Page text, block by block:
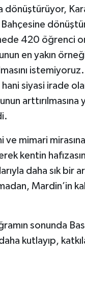
420 öğrenci
en yakın
siyasi irade
ve mimari
kentin
daha sık bir
Mardin’in
sonunda
kutlayıp,